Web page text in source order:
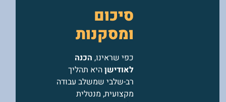
סיכום
ומסקנות
כפי שראינו, הכנה
לאודישןהיא תהליך
רב-שלבי שמשלב עבודה
מקצועית, מנטלית